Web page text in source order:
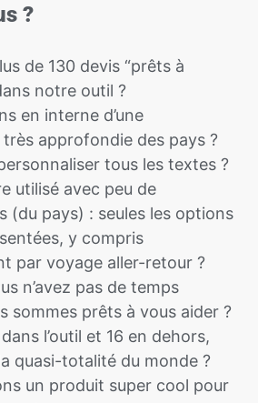
?
de 130 devis “prêts à
notre outil ?
en interne d’une
approfondie des pays ?
tous les textes ?
utilisé avec peu de
(du pays) : seules les options
y compris
par voyage aller-retour ?
n’avez pas de temps
sommes prêts à vous aider ?
l’outil et 16 en dehors,
quasi-totalité du monde ?
un produit super cool pour